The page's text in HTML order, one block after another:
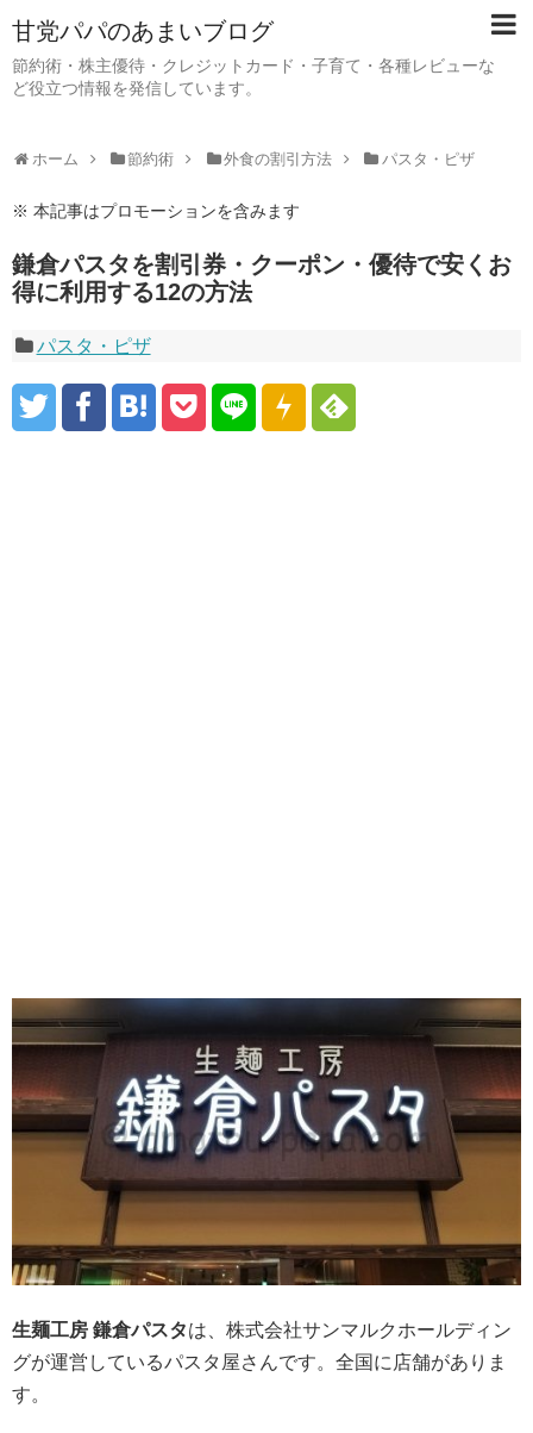
甘党パパのあまいブログ
節約術・株主優待・クレジットカード・子育て・各種レビューな
ど役立つ情報を発信しています。
ホーム 節約術 外食の割引方法 パスタ・ピザ
※ 本記事はプロモーションを含みます
鎌倉パスタを割引券・クーポン・優待で安くお
得に利用する12の方法
パスタ・ピザ
生麺工房 鎌倉パスタは、株式会社サンマルクホールディン
グが運営しているパスタ屋さんです。全国に店舗がありま
す。